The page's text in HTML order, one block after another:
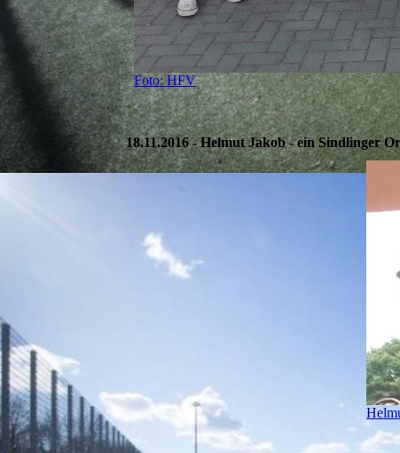
Foto: HFV
18.11.2016 - Helmut Jakob - ein Sindlinger